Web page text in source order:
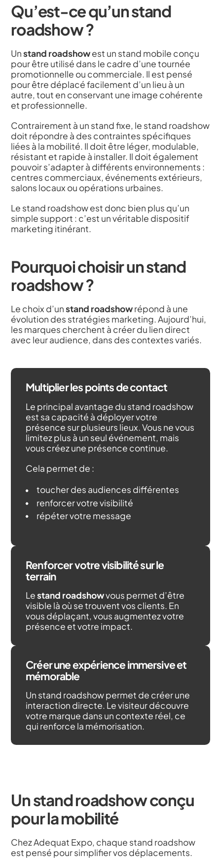
Qu’est-ce qu’un stand
roadshow ?
Unstand roadshowest un stand mobile conçu
pour être utilisé dans le cadre d’une tournée
promotionnelle ou commerciale. Il est pensé
pour être déplacé facilement d’un lieu à un
autre, tout en conservant une image cohérente
et professionnelle.
Contrairement à un stand fixe, le stand roadshow
doit répondre à des contraintes spécifiques
liées à la mobilité. Il doit être léger, modulable,
résistant et rapide à installer. Il doit également
pouvoir s’adapter à différents environnements :
centres commerciaux, événements extérieurs,
salons locaux ou opérations urbaines.
Le stand roadshow est donc bien plus qu’un
simple support : c’est un véritable dispositif
marketing itinérant.
Pourquoi choisir un stand
roadshow ?
Le choix d’unstand roadshowrépond à une
évolution des stratégies marketing. Aujourd’hui,
les marques cherchent à créer du lien direct
avec leur audience, dans des contextes variés.
Multiplier les points de contact
Le principal avantage du stand roadshow
est sa capacité à déployer votre
présence sur plusieurs lieux. Vous ne vous
limitez plus à un seul événement, mais
vous créez une présence continue.
Cela permet de :
toucher des audiences différentes
renforcer votre visibilité
répéter votre message
Renforcer votre visibilité sur le
terrain
Lestand roadshowvous permet d’être
visible là où se trouvent vos clients. En
vous déplaçant, vous augmentez votre
présence et votre impact.
Créer une expérience immersive et
mémorable
Un stand roadshow permet de créer une
interaction directe. Le visiteur découvre
votre marque dans un contexte réel, ce
qui renforce la mémorisation.
Un stand roadshow conçu
pour la mobilité
Chez Adequat Expo, chaque stand roadshow
est pensé pour simplifier vos déplacements.